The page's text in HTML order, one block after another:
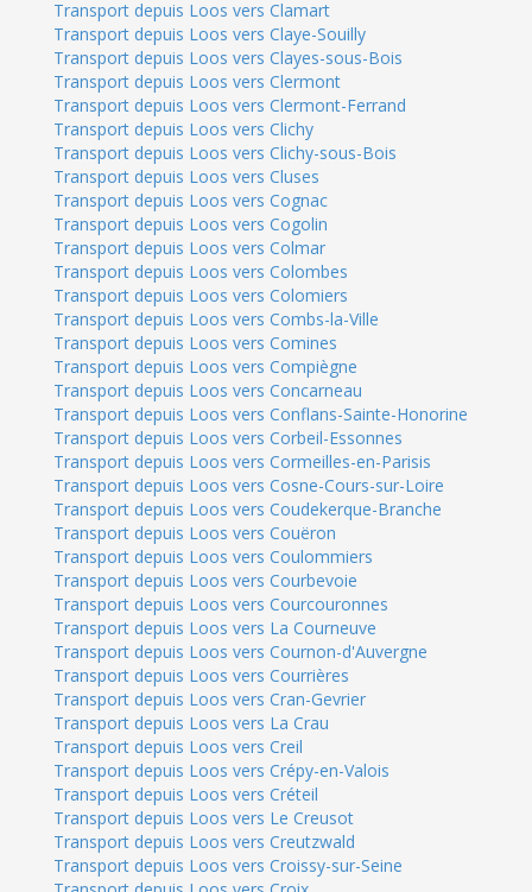
Transport depuis Loos vers Clamart
Transport depuis Loos vers Claye-Souilly
Transport depuis Loos vers Clayes-sous-Bois
Transport depuis Loos vers Clermont
Transport depuis Loos vers Clermont-Ferrand
Transport depuis Loos vers Clichy
Transport depuis Loos vers Clichy-sous-Bois
Transport depuis Loos vers Cluses
Transport depuis Loos vers Cognac
Transport depuis Loos vers Cogolin
Transport depuis Loos vers Colmar
Transport depuis Loos vers Colombes
Transport depuis Loos vers Colomiers
Transport depuis Loos vers Combs-la-Ville
Transport depuis Loos vers Comines
Transport depuis Loos vers Compiègne
Transport depuis Loos vers Concarneau
Transport depuis Loos vers Conflans-Sainte-Honorine
Transport depuis Loos vers Corbeil-Essonnes
Transport depuis Loos vers Cormeilles-en-Parisis
Transport depuis Loos vers Cosne-Cours-sur-Loire
Transport depuis Loos vers Coudekerque-Branche
Transport depuis Loos vers Couëron
Transport depuis Loos vers Coulommiers
Transport depuis Loos vers Courbevoie
Transport depuis Loos vers Courcouronnes
Transport depuis Loos vers La Courneuve
Transport depuis Loos vers Cournon-d'Auvergne
Transport depuis Loos vers Courrières
Transport depuis Loos vers Cran-Gevrier
Transport depuis Loos vers La Crau
Transport depuis Loos vers Creil
Transport depuis Loos vers Crépy-en-Valois
Transport depuis Loos vers Créteil
Transport depuis Loos vers Le Creusot
Transport depuis Loos vers Creutzwald
Transport depuis Loos vers Croissy-sur-Seine